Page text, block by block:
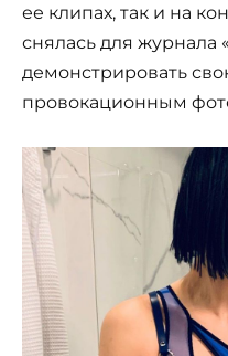
ее клипах, так и на
снялась для журнала
демонстрировать
провокационным